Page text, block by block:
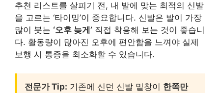
추천 리스트를 살피기 전, 내 발에 맞는 최적의 신발
을 고르는 ‘타이밍’이 중요합니다. 신발은 발이 가장
많이 붓는 ‘오후 늦게’ 직접 착용해 보는 것이 좋습니
다. 활동량이 많아진 오후에 편안함을 느껴야 실제
보행 시 통증을 최소화할 수 있습니다.
전문가 Tip: 기존에 신던 신발 밑창이 한쪽만